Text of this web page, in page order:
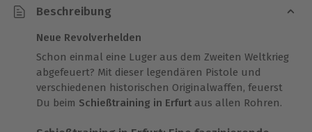
Beschreibung
Neue Revolverhelden
Schon einmal eine Luger aus dem Zweiten Weltkrieg
abgefeuert? Mit dieser legendären Pistole und
verschiedenen historischen Originalwaffen, feuerst
Du beim Schießtraining in Erfurt aus allen Rohren.